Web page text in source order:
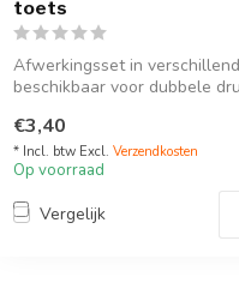
toets
Afwerkingsset in
beschikbaar voor dubbele
€3,40
* Incl. btw Excl. Verzendkosten
Op voorraad
Vergelijk